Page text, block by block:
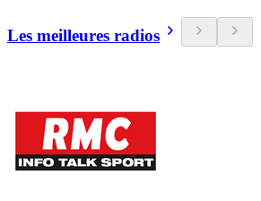
Les meilleures radios